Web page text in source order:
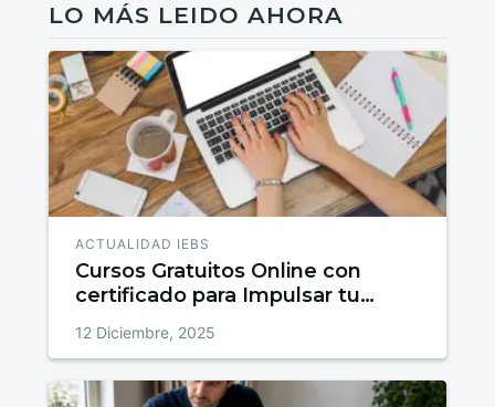
LO MÁS LEIDO AHORA
ACTUALIDAD IEBS
Cursos Gratuitos Online con
certificado para Impulsar tu
12 Diciembre, 2025